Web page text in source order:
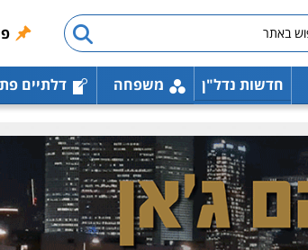
חדשות נדל"ן משפחה דלתיים